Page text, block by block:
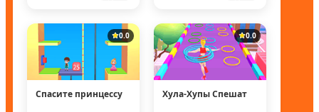
0.0
Спасите принцессу
0.0
Хула-Хупы Спешат